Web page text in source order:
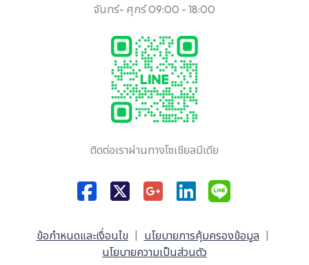
จันทร์- ศุกร์ 09:00 - 18:00
ติดต่อเราผ่านทางโซเชียลมีเดีย
ข้อกำหนดและเงื่อนไข | นโยบายการคุ้มครองข้อมูล |
นโยบายความเป็นส่วนตัว